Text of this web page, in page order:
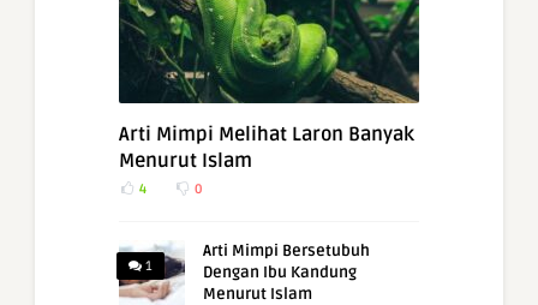
Arti Mimpi Melihat Laron Banyak
Menurut Islam
4 0
1
Arti Mimpi Bersetubuh
Dengan Ibu Kandung
Menurut Islam